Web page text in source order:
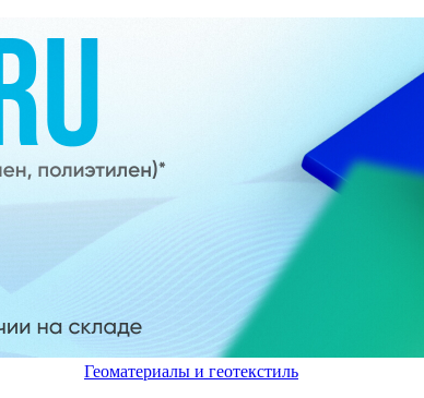
Геоматериалы и геотекстиль